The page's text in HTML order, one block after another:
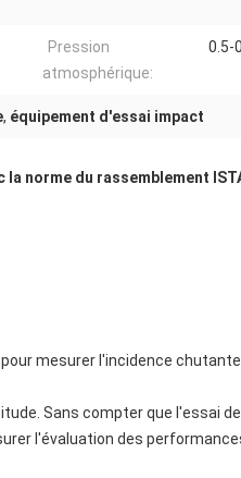
Pression
atmosphérique:
0.5-
, équipement d'essai impact
norme du rassemblement
mesurer l'incidence
Sans compter que l'essai
l'évaluation des